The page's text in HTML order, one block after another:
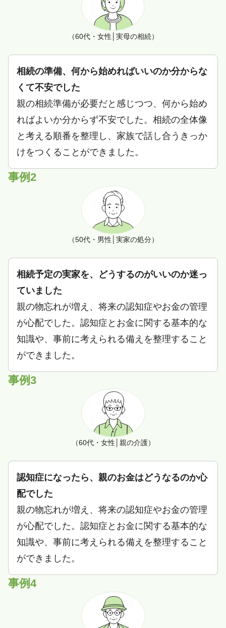
（60代・女性│実母の相続）
相続の準備、何から始めればいいのか分からな
くて不安でした
親の相続準備が必要だと感じつつ、何から始め
ればよいか分からず不安でした。相続の全体像
と考える順番を整理し、家族で話し合うきっか
けをつくることができました。
事例2
（50代・男性│実家の処分）
相続予定の実家を、どうするのがいいのか迷っ
ていました
親の物忘れが増え、将来の認知症やお金の管理
が心配でした。認知症とお金に関する基本的な
知識や、事前に考えられる備えを整理すること
ができました。
事例3
（60代・女性│親の介護）
認知症になったら、親のお金はどうなるのか心
配でした
親の物忘れが増え、将来の認知症やお金の管理
が心配でした。認知症とお金に関する基本的な
知識や、事前に考えられる備えを整理すること
ができました。
事例4